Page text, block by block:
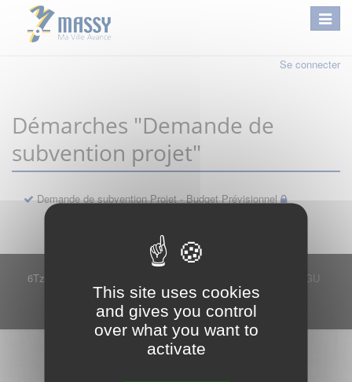
Se connecter
Démarches "Demande de
subvention projet"
Demande de subvention Projet - Budget Prévisionnel
6Tzen ©2015 - Tous droits réservés
CGU
Plan du site
FAQ
Contact
Ce service est proposé par6Tzen
This site uses cookies
and gives you control
over what you want to
activate